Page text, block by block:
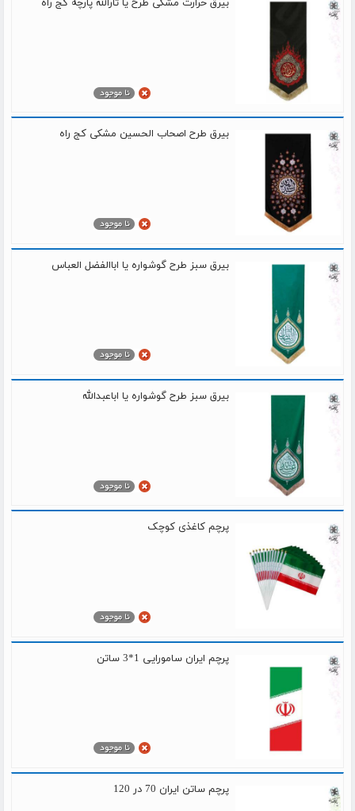
بیرق حرارت مشکی طرح یا ثارالله پارچه کج راه
بیرق طرح اصحاب الحسین مشکی کج راه
بیرق سبز طرح گوشواره یا اباالفضل العباس
بیرق سبز طرح گوشواره یا اباعبدالله
پرچم کاغذی کوچک
پرچم ایران سامورایی 1*3 ساتن
پرچم ساتن ایران 70 در 120